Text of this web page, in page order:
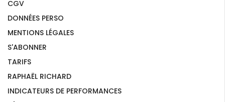
CGV
DONNÉES PERSO
MENTIONS LÉGALES
S'ABONNER
TARIFS
RAPHAËL RICHARD
INDICATEURS DE PERFORMANCES